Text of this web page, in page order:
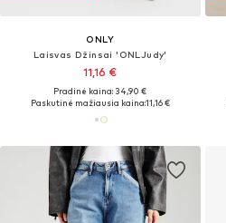
ONLY
Laisvas Džinsai 'ONLJudy'
11,16 €
Pradinė kaina: 34,90 €
Paskutinė mažiausia kaina:11,16 €